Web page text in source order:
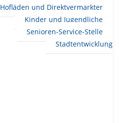
Hofläden und Direktvermarkter
Kinder und Jugendliche
Senioren-Service-Stelle
Stadtentwicklung